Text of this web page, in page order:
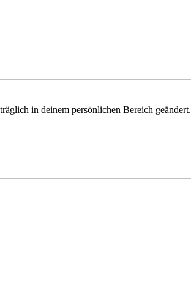
in deinem persönlichen Bereich geändert.